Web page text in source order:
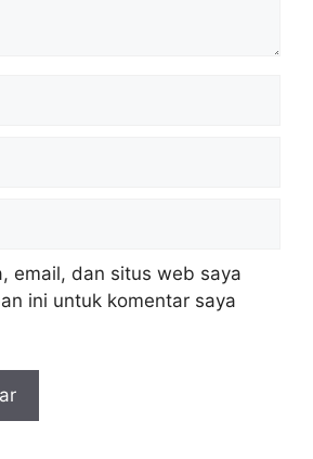
email, dan situs web saya
ini untuk komentar saya